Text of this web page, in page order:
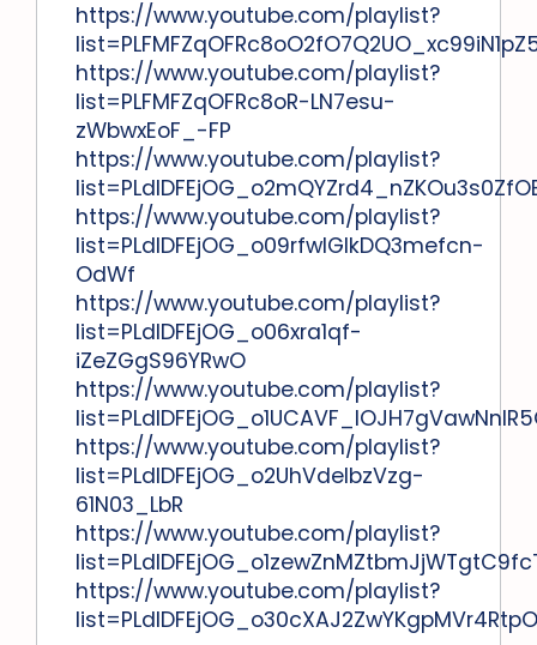
https://www.youtube.com/playlist?
https://www.youtube.com/playlist?
list=PLFMFZqOFRc8oR-LN7esu-
zWbwxEoF_-FP
https://www.youtube.com/playlist?
https://www.youtube.com/playlist?
list=PLdlDFEjOG_o09rfwIGlkDQ3mefcn-
OdWf
https://www.youtube.com/playlist?
list=PLdlDFEjOG_o06xra1qf-
iZeZGgS96YRwO
https://www.youtube.com/playlist?
https://www.youtube.com/playlist?
list=PLdlDFEjOG_o2UhVdelbzVzg-
61N03_LbR
https://www.youtube.com/playlist?
https://www.youtube.com/playlist?